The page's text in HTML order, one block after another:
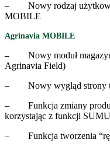
– Nowy rodzaj
MOBILE
Agrinavia MOBILE
–
Nowy moduł
Agrinavia Field)
– Nowy wygląd strony
– Funkcja zmiany
korzystając z funkcji
– Funkcja tworzenia